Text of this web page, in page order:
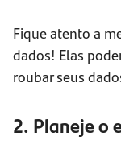
Fique atento a
dados! Elas
roubar seus
2. Planeje o